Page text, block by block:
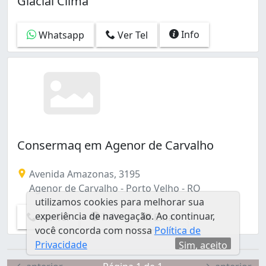
Whatsapp Ver Tel Info
Consermaq em Agenor de Carvalho
Avenida Amazonas, 3195
Agenor de Carvalho - Porto Velho - RO
Ver Tel Info Email
utilizamos cookies para melhorar sua
experiência de navegação. Ao continuar,
você concorda com nossa Política de
Privacidade
Sim, aceito